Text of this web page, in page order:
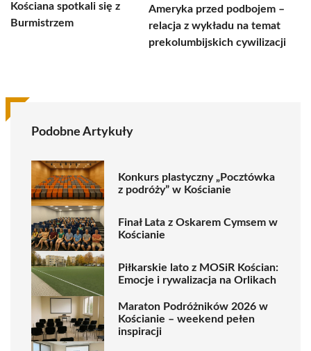
Kościana spotkali się z
Burmistrzem
Ameryka przed podbojem –
relacja z wykładu na temat
prekolumbijskich cywilizacji
Podobne Artykuły
Konkurs plastyczny „Pocztówka
z podróży” w Kościanie
Finał Lata z Oskarem Cymsem w
Kościanie
Piłkarskie lato z MOSiR Kościan:
Emocje i rywalizacja na Orlikach
Maraton Podróżników 2026 w
Kościanie – weekend pełen
inspiracji